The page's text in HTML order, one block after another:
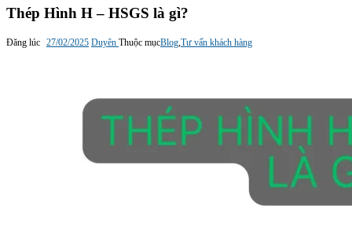
Thép Hình H – HSGS là gì?
Đăng lúc 27/02/2025 Duyên Thuộc mụcBlog Tư vấn khách hàng